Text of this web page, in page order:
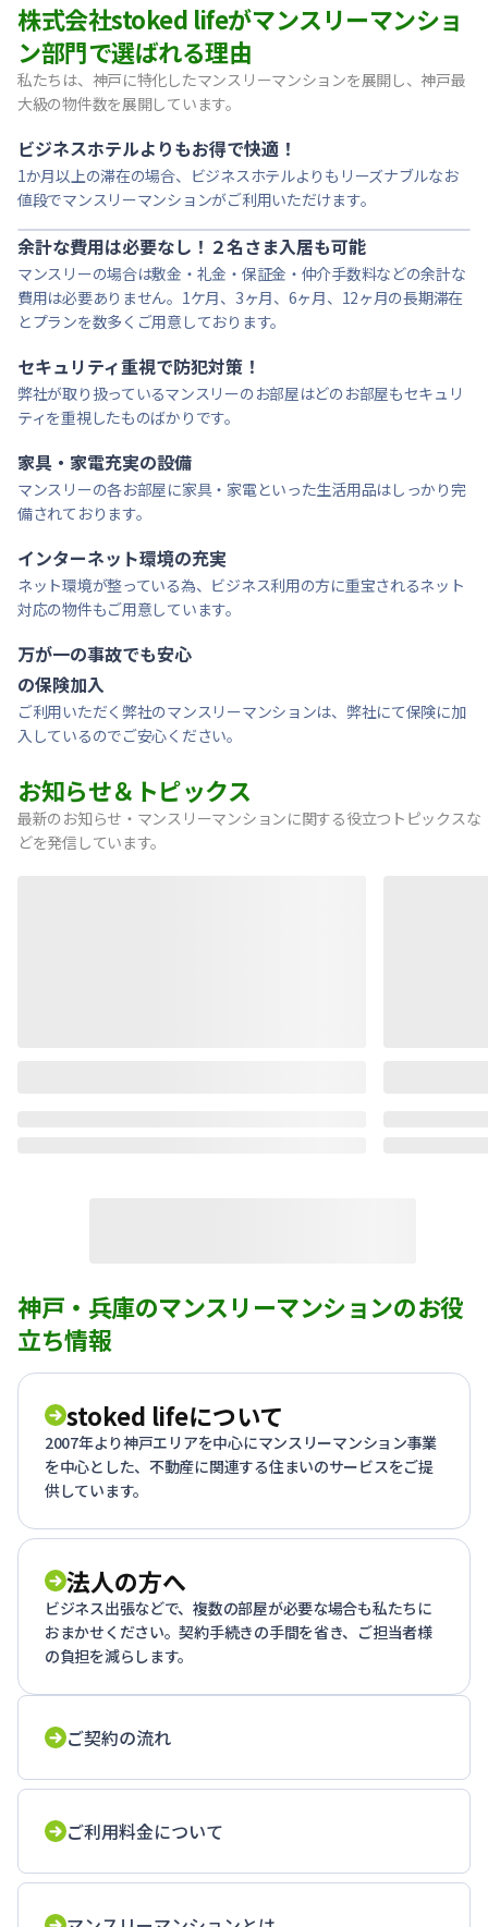
【神戸・春日野道】Sステイ三宮東アスヴェル｜禁煙ルー
【宝塚市・逆瀬川】Sステイ逆瀬川｜禁煙ルーム・Wi-Fi無料
【西宮北口】Sステイ西宮北口第２｜禁煙ルーム・Wi-Fiレ
【西宮北口】Sステイ西宮北口第２｜禁煙ルーム・Wi-Fiレ
【神戸・三宮】Sステイ神戸三宮レガニール｜禁煙ルーム
株式会社stoked lifeがマンスリーマンショ
ン部門で選ばれる理由
私たちは、神戸に特化したマンスリーマンションを展開し、神戸最
大級の物件数を展開しています。
ビジネスホテルよりもお得で快適！
1か月以上の滞在の場合、ビジネスホテルよりもリーズナブルなお
値段でマンスリーマンションがご利用いただけます。
余計な費用は必要なし！２名さま入居も可能
マンスリーの場合は敷金・礼金・保証金・仲介手数料などの余計な
費用は必要ありません。1ケ月、3ヶ月、6ヶ月、12ヶ月の長期滞在
とプランを数多くご用意しております。
セキュリティ重視で防犯対策！
弊社が取り扱っているマンスリーのお部屋はどのお部屋もセキュリ
ティを重視したものばかりです。
家具・家電充実の設備
マンスリーの各お部屋に家具・家電といった生活用品はしっかり完
備されております。
インターネット環境の充実
ネット環境が整っている為、ビジネス利用の方に重宝されるネット
対応の物件もご用意しています。
万が一の事故でも安心
の保険加入
ご利用いただく弊社のマンスリーマンションは、弊社にて保険に加
入しているのでご安心ください。
お知らせ＆トピックス
最新のお知らせ・マンスリーマンションに関する役立つトピックスな
どを発信しています。
神戸・兵庫のマンスリーマンションのお役
立ち情報
stoked lifeについて
2007年より神戸エリアを中心にマンスリーマンション事業
を中心とした、不動産に関連する住まいのサービスをご提
供しています。
法人の方へ
ビジネス出張などで、複数の部屋が必要な場合も私たちに
おまかせください。契約手続きの手間を省き、ご担当者様
の負担を減らします。
ご契約の流れ
ご利用料金について